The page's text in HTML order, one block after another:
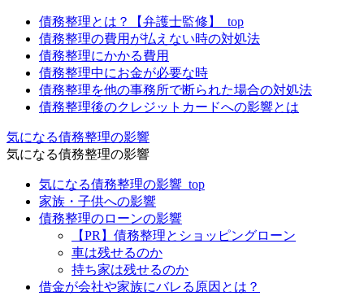
債務整理とは？【弁護士監修】_top
債務整理の費用が払えない時の対処法
債務整理にかかる費用
債務整理中にお金が必要な時
債務整理を他の事務所で断られた場合の対処法
債務整理後のクレジットカードへの影響とは
気になる債務整理の影響
気になる債務整理の影響
気になる債務整理の影響_top
家族・子供への影響
債務整理のローンの影響
【PR】債務整理とショッピングローン
車は残せるのか
持ち家は残せるのか
借金が会社や家族にバレる原因とは？